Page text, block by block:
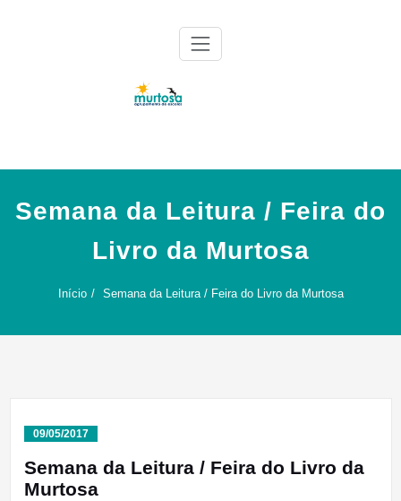
Semana da Leitura / Feira do
Livro da Murtosa
Início Semana da Leitura / Feira do Livro da Murtosa
09/05/2017
Semana da Leitura / Feira do Livro da
Murtosa